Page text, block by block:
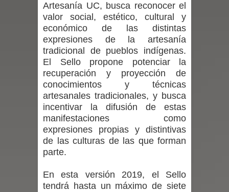
Renuncia del seremi Minvu en el
Maule golpea al Gobierno en medio de
denuncias por viviendas sociales en
Talca
Diputado Jorge Guzmán rechaza
proyecto de interconexión eléctrica
en la alta cordillera del Maule por su
INDAP entregó $189 millones en
Artesanía UC, busca reconocer el
valor social, estético, cultural y
económico de las distintas
expresiones de la artesanía
tradicional de pueblos indígenas.
El Sello propone potenciar la
recuperación y proyección de
conocimientos y técnicas
artesanales tradicionales, y busca
incentivar la difusión de estas
manifestaciones como
expresiones propias y distintivas
de las culturas de las que forman
parte.
En esta versión 2019, el Sello
tendrá hasta un máximo de siete